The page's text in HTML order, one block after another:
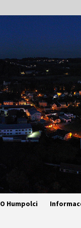
O Humpolci